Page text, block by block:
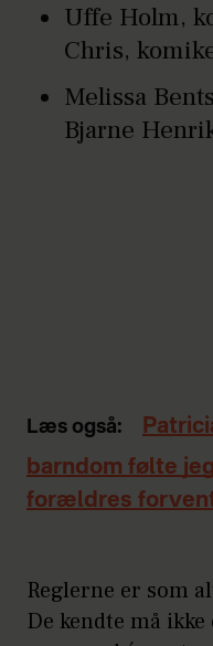
Uffe Holm,
Chris,
Melissa
Bjarne
Læs også:
barndom følte
forældres
Reglerne er som
De kendte må